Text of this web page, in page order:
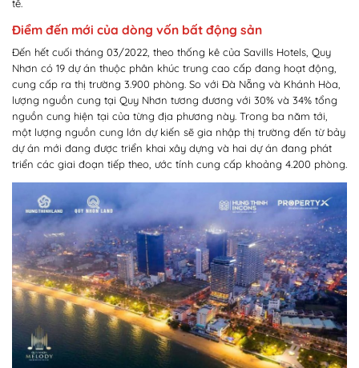
tế.
Điểm đến mới của dòng vốn bất động sản
Đến hết cuối tháng 03/2022, theo thống kê của Savills Hotels, Quy
Nhơn có 19 dự án thuộc phân khúc trung cao cấp đang hoạt động,
cung cấp ra thị trường 3.900 phòng. So với Đà Nẵng và Khánh Hòa,
lượng nguồn cung tại Quy Nhơn tương đương với 30% và 34% tổng
nguồn cung hiện tại của từng địa phương này. Trong ba năm tới,
một lượng nguồn cung lớn dự kiến sẽ gia nhập thị trường đến từ bảy
dự án mới đang được triển khai xây dựng và hai dự án đang phát
triển các giai đoạn tiếp theo, ước tính cung cấp khoảng 4.200 phòng.